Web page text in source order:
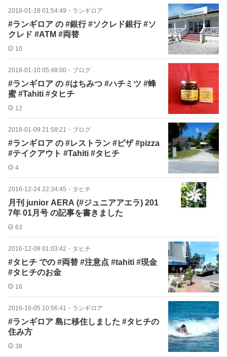
2018-01-18 01:54:49 ・ ランギロア
#ランギロア の #銀行 #ソクレド銀行 #ソ
クレド #ATM #両替
10
2018-01-10 05:48:00 ・ ブログ
#ランギロア の #はちみつ #ハチミツ #蜂
蜜 #Tahiti #タヒチ
12
2018-01-09 21:58:21 ・ ブログ
#ランギロア の #レストラン #ピザ #pizza
#テイクアウト #Tahiti #タヒチ
4
2016-12-24 22:34:45 ・ タヒチ
月刊 junior AERA (#ジュニアアエラ) 201
7年 01月号 の記事を書きました
63
2016-12-08 01:03:42 ・ タヒチ
#タヒチ での #両替 #注意点 #tahiti #現金
#タヒチのお金
16
2016-10-05 10:56:41 ・ ランギロア
#ランギロア 島に移住しました #タヒチの
住み方
38